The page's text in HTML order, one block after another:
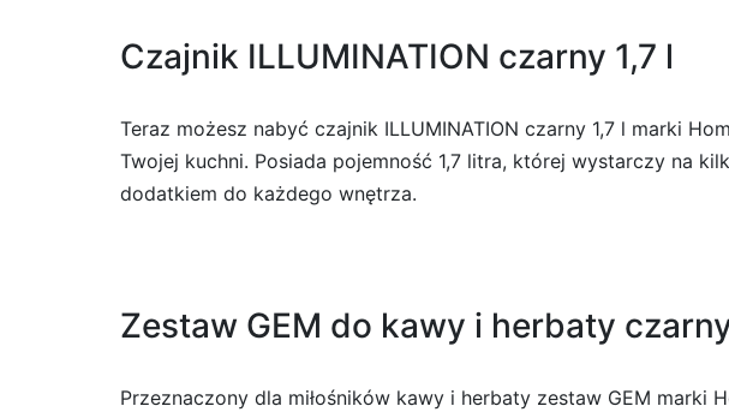
Czajnik ILLUMINATION czarny 1,7 l
Teraz możesz nabyć czajnik ILLUMINATION czarny 1,7 l marki
Twojej kuchni. Posiada pojemność 1,7 litra, której wystarczy na
dodatkiem do każdego wnętrza.
Zestaw GEM do kawy i herbaty
Przeznaczony dla miłośników kawy i herbaty zestaw GEM